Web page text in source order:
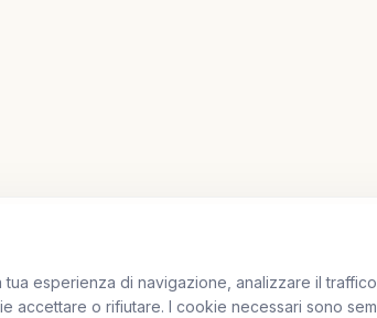
esperienza di navigazione, analizzare il
accettare o rifiutare. I cookie necessari sono